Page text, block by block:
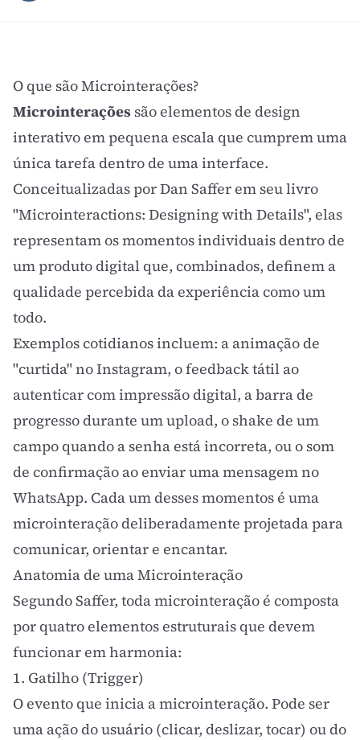
O que são Microinterações?
Microinterações são elementos de design
interativo em pequena escala que cumprem uma
única tarefa dentro de uma interface.
Conceitualizadas por Dan Saffer em seu livro
"Microinteractions: Designing with Details", elas
representam os momentos individuais dentro de
um produto digital que, combinados, definem a
qualidade percebida da experiência como um
todo.
Exemplos cotidianos incluem: a animação de
"curtida" no Instagram, o feedback tátil ao
autenticar com impressão digital, a barra de
progresso durante um upload, o shake de um
campo quando a senha está incorreta, ou o som
de confirmação ao enviar uma mensagem no
WhatsApp. Cada um desses momentos é uma
microinteração deliberadamente projetada para
comunicar, orientar e encantar.
Anatomia de uma Microinteração
Segundo Saffer, toda microinteração é composta
por quatro elementos estruturais que devem
funcionar em harmonia:
1. Gatilho (Trigger)
O evento que inicia a microinteração. Pode ser
uma ação do usuário (clicar, deslizar, tocar) ou do